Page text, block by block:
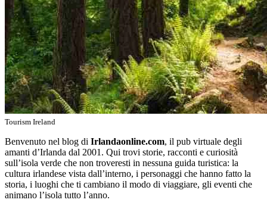
Tourism Ireland
Benvenuto nel blog di Irlandaonline.com, il pub virtuale degli
amanti d’Irlanda dal 2001. Qui trovi storie, racconti e curiosità
sull’isola verde che non troveresti in nessuna guida turistica: la
cultura irlandese vista dall’interno, i personaggi che hanno fatto la
storia, i luoghi che ti cambiano il modo di viaggiare, gli eventi che
animano l’isola tutto l’anno.